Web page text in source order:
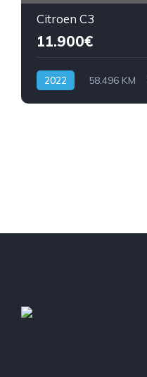
Citroen C3
11.900€
2022 58.496 KM